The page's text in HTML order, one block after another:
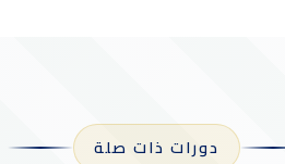
دورات ذات صلة